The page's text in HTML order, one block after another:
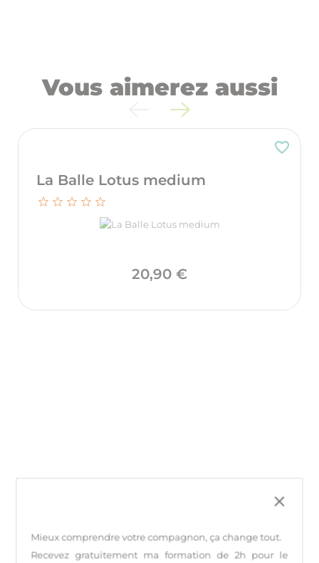
Vous aimerez aussi
La Balle Lotus medium
favorite_border
20,90 €Prix
close
Mieux comprendre votre compagnon, ça change tout
Recevez gratuitement ma formation de 2h pour le